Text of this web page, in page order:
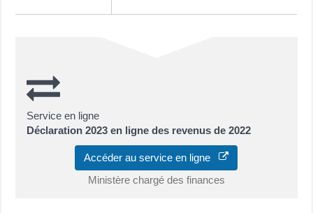
Service en ligne
Déclaration 2023 en ligne des revenus de 2022
Accéder au service en ligne
Ministère chargé des finances